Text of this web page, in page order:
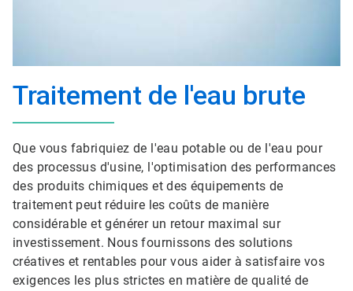
Traitement de l'eau brute
Que vous fabriquiez de l'eau potable ou de l'eau pour
des processus d'usine, l'optimisation des performances
des produits chimiques et des équipements de
traitement peut réduire les coûts de manière
considérable et générer un retour maximal sur
investissement. Nous fournissons des solutions
créatives et rentables pour vous aider à satisfaire vos
exigences les plus strictes en matière de qualité de